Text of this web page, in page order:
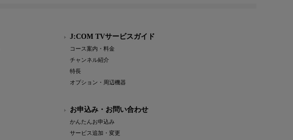
J:COM TVサービスガイド
コース案内・料金
チャンネル紹介
特長
オプション・周辺機器
お申込み・お問い合わせ
かんたんお申込み
サービス追加・変更